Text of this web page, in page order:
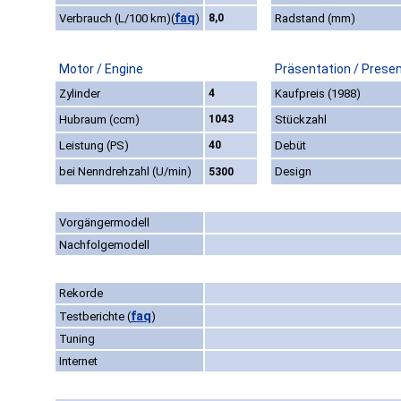
Verbrauch (L/100 km)(faq) 8,0 Radstand (mm)
Motor / Engine Präsentation /
Zylinder 4
Kaufpreis (1988)
Hubraum (ccm)
1043 Stückzahl
Leistung (PS) 40
Debüt
bei Nenndrehzahl (U/min)
5300 Design
Vorgängermodell
Nachfolgemodell
Rekorde
Testberichte (faq)
Tuning
Internet